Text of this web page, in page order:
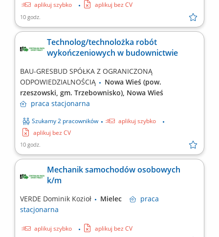
aplikuj szybko aplikuj bez CV
10 godz.
Technolog/technolożka robót
wykończeniowych w budownictwie
BAU-GRESBUD SPÓŁKA Z OGRANICZONĄ
ODPOWIEDZIALNOŚCIĄ
Nowa Wieś (pow.
rzeszowski, gm. Trzebownisko), Nowa Wieś
praca stacjonarna
Szukamy 2 pracowników
aplikuj szybko
aplikuj bez CV
10 godz.
Mechanik samochodów osobowych
k/m
VERDE Dominik Kozioł Mielec
praca
stacjonarna
aplikuj szybko aplikuj bez CV